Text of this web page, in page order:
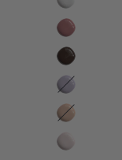
non
Variante
esaurita
o
non
Variante
esaurita
o
non
Variante
esaurita
o
non
Variante
esaurita
non
esaurita